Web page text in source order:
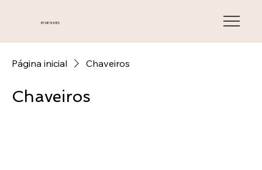
BY ME SHOES
Página inicial Chaveiros
Chaveiros